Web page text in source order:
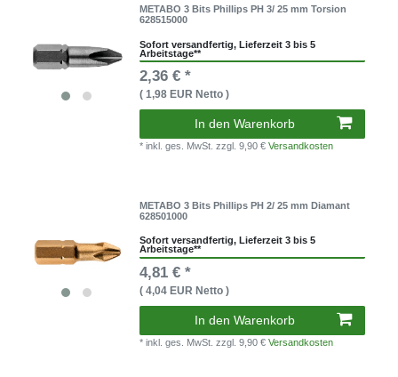
METABO 3 Bits Phillips PH 3/ 25 mm Torsion
628515000
Sofort versandfertig, Lieferzeit 3 bis 5
Arbeitstage**
2,36 € *
( 1,98 EUR Netto )
In den Warenkorb
* inkl. ges. MwSt.zzgl. 9,90 €Versandkosten
METABO 3 Bits Phillips PH 2/ 25 mm Diamant
628501000
Sofort versandfertig, Lieferzeit 3 bis 5
Arbeitstage**
4,81 € *
( 4,04 EUR Netto )
In den Warenkorb
* inkl. ges. MwSt.zzgl. 9,90 €Versandkosten